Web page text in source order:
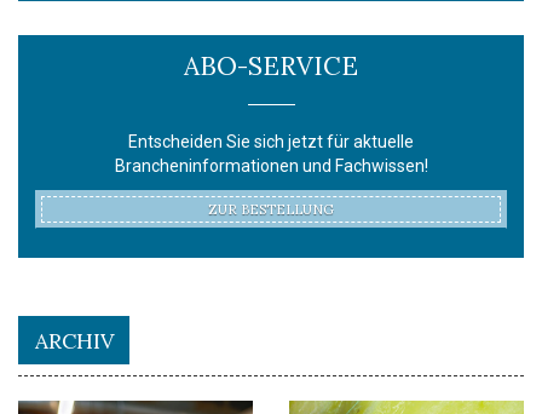
ABO-SERVICE
Entscheiden Sie sich jetzt für aktuelle
Brancheninformationen und Fachwissen!
ZUR BESTELLUNG
ARCHIV